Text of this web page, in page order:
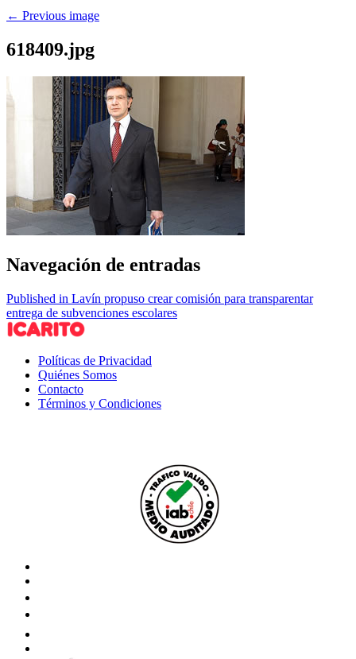
← Previous image
618409.jpg
Navegación de entradas
Published in Lavín propuso crear comisión para transparentar
entrega de subvenciones escolares
Políticas de Privacidad
Quiénes Somos
Contacto
Términos y Condiciones